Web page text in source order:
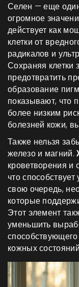
Селен — еще
огромное
действует как
клетки от
радикалов и
Сохраняя клетки
предотвратить
образование
показывают, что
более низким
болезней кожи,
Также нельзя
железо и магний.
кроветворения и
что
свою очередь,
которые
Этот элемент
уменьшить
кожных